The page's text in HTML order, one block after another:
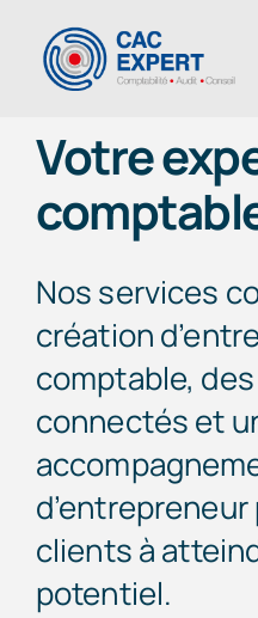
contenu
CAC
Création/
Gestion
Outils de
Votre
Nos services
création
comptable,
connectés et
clients à
potentiel.